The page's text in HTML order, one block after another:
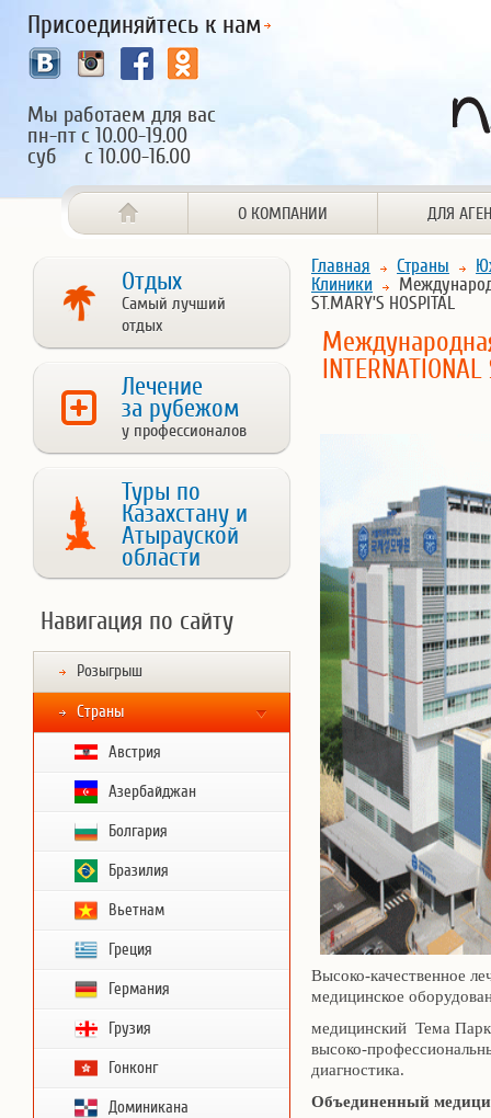
Присоединяйтесь к нам
Мы работаем для вас
пн-пт с 10.00-19.00
суб с 10.00-16.00
О КОМПАНИИ ДЛЯ
Отдых
Самый лучший
отдых
Лечение
за рубежом
у профессионалов
Туры по
Казахстану и
Атырауской
области
Навигация по сайту
Розыгрыш
Страны
Австрия
Азербайджан
Болгария
Бразилия
Вьетнам
Греция
Германия
Грузия
Гонконг
Доминикана
Главная Страны
Клиники
ST.MARY’S HOSPITAL
Высоко-качественное
медицинское
медицинский Тема
высоко-
диагностика.
Объединенный